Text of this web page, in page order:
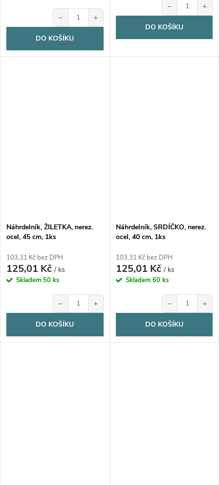
− +
DO KOŠÍKU
− +
DO KOŠÍKU
Náhrdelník, ŽILETKA, nerez.
ocel, 45 cm, 1ks
103,31 Kč bez DPH
125,01 Kč/ ks
Skladem 50 ks
− +
DO KOŠÍKU
Náhrdelník, SRDÍČKO, nerez.
ocel, 40 cm, 1ks
103,31 Kč bez DPH
125,01 Kč/ ks
Skladem 60 ks
− +
DO KOŠÍKU